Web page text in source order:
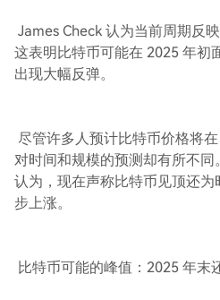
James Check 认为当前周期反
这表明比特币可能在 2025 年初
出现大幅反弹。
尽管许多人预计比特币价格将
对时间和规模的预测却有所不
认为，现在声称比特币见顶还
步上涨。
比特币可能的峰值：2025 年末